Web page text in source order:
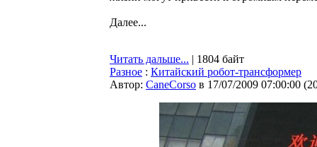
Далее...
Читать дальше... | 1804 байт
Разное : Китайский робот-трансформер
Автор: CaneCorso в 17/07/2009 07:00:00 (